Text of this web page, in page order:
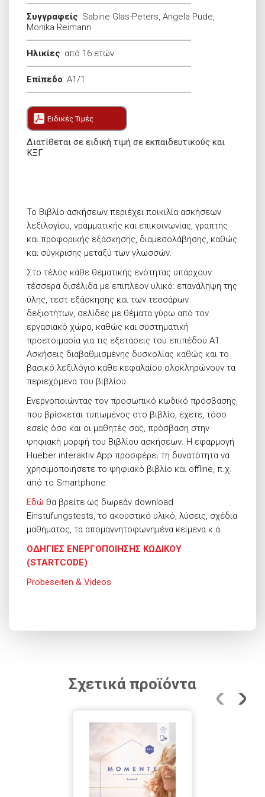
Συγγραφείς: Sabine Glas-Peters, Angela Pude,
Monika Reimann
Ηλικίες: από 16 ετών
Επίπεδο: A1/1
Ειδικές Τιμές
Διατίθεται σε ειδική τιμή σε εκπαιδευτικούς και
ΚΞΓ
Το Βιβλίο ασκήσεων περιέχει ποικιλία ασκήσεων
λεξιλογίου, γραμματικής και επικοινωνίας, γραπτής
και προφορικής εξάσκησης, διαμεσολάβησης, καθώς
και σύγκρισης μεταξύ των γλωσσών.
Στο τέλος κάθε θεματικής ενότητας υπάρχουν
τέσσερα δισέλιδα με επιπλέον υλικό: επανάληψη της
ύλης, τεστ εξάσκησης και των τεσσάρων
δεξιοτήτων, σελίδες με θέματα γύρω από τον
εργασιακό χώρο, καθώς και συστηματική
προετοιμασία για τις εξετάσεις του επιπέδου Α1.
Ασκήσεις διαβαθμισμένης δυσκολίας καθώς και το
βασικό λεξιλόγιο κάθε κεφαλαίου ολοκληρώνουν τα
περιεχόμενα του βιβλίου.
Ενεργοποιώντας τον προσωπικό κωδικό πρόσβασης,
που βρίσκεται τυπωμένος στο βιβλίο, έχετε, τόσο
εσείς όσο και οι μαθητές σας, πρόσβαση στην
ψηφιακή μορφή του Βιβλίου ασκήσεων. Η εφαρμογή
Hueber interaktiv App προσφέρει τη δυνατότητα να
χρησιμοποιήσετε το ψηφιακό βιβλίο και offline, π.χ.
από το Smartphone.
Εδώ θα βρείτε ως δωρεάν download
Einstufungstests, το ακουστικό υλικό, λύσεις, σχέδια
μαθήματος, τα απομαγνητοφωνημένα κείμενα κ.ά.
ΟΔΗΓΙΕΣ ΕΝΕΡΓΟΠΟΙΗΣΗΣ ΚΩΔΙΚΟΥ
(STARTCODE)
Probeseiten & Videos
Σχετικά προϊόντα